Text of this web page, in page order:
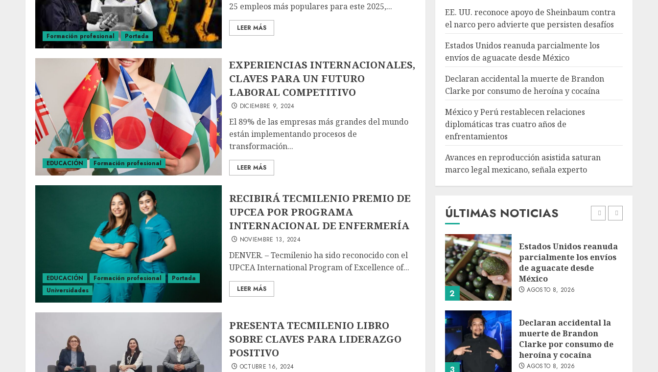
Formación profesional Portada
25 empleos más populares para este 2025,...
LEER MÁS
EDUCACIÓN Formación profesional
EXPERIENCIAS INTERNACIONALES,
CLAVES PARA UN FUTURO
LABORAL COMPETITIVO
DICIEMBRE 9, 2024
El 89% de las empresas más grandes del mundo
están implementando procesos de
transformación...
LEER MÁS
EDUCACIÓN Formación profesional
Portada
Universidades
RECIBIRÁ TECMILENIO PREMIO DE
UPCEA POR PROGRAMA
INTERNACIONAL DE ENFERMERÍA
NOVIEMBRE 13, 2024
DENVER. – Tecmilenio ha sido reconocido con el
UPCEA International Program of Excellence of...
LEER MÁS
PRESENTA TECMILENIO LIBRO
SOBRE CLAVES PARA LIDERAZGO
POSITIVO
OCTUBRE 16, 2024
EE. UU. reconoce apoyo de Sheinbaum contra
el narco pero advierte que persisten desafíos
Estados Unidos reanuda parcialmente los
envíos de aguacate desde México
Declaran accidental la muerte de Brandon
Clarke por consumo de heroína y cocaína
México y Perú restablecen relaciones
diplomáticas tras cuatro años de
enfrentamientos
Avances en reproducción asistida saturan
marco legal mexicano, señala experto
ÚLTIMAS NOTICIAS
4
México y Perú
restablecen relaciones
años de enfrentamientos
AGOSTO 8, 2026
5
Avances en reproducción
legal mexicano, señala
experto
1
EE. UU. reconoce apoyo
AGOSTO 8, 2026
2
Estados Unidos reanuda
parcialmente los envíos
de aguacate desde
México
AGOSTO 8, 2026
Declaran accidental la
muerte de Brandon
Clarke por consumo de
heroína y cocaína
AGOSTO 8, 2026